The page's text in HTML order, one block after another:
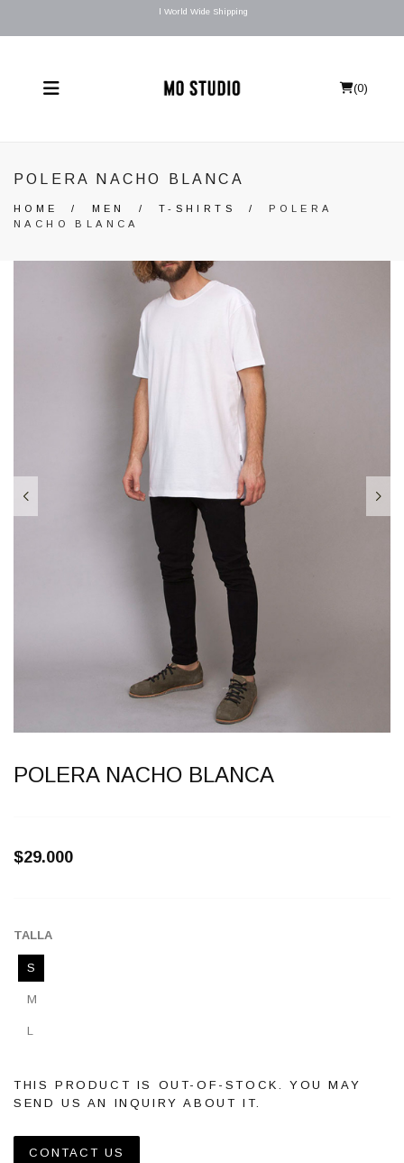
l World Wide Shipping
(0)
POLERA NACHO BLANCA
HOME / MEN / T-SHIRTS / POLERA
NACHO BLANCA
POLERA NACHO BLANCA
$29.000
TALLA
S
M
L
THIS PRODUCT IS OUT-OF-STOCK. YOU MAY
SEND US AN INQUIRY ABOUT IT.
CONTACT US